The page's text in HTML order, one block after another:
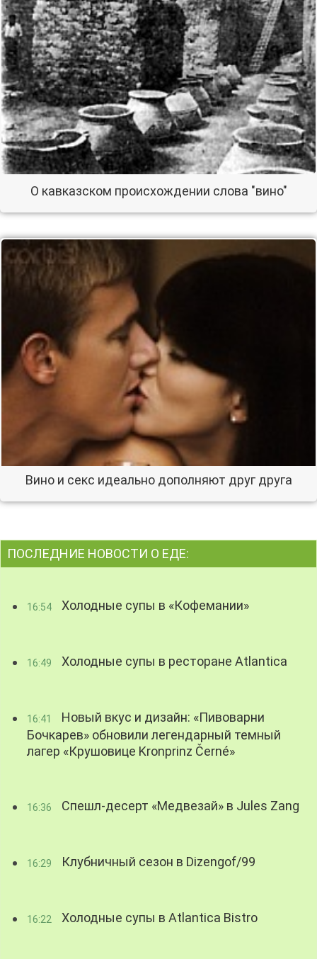
О кавказском происхождении слова "вино"
Вино и секс идеально дополняют друг друга
ПОСЛЕДНИЕ НОВОСТИ О ЕДЕ:
16:54 Холодные супы в «Кофемании»
16:49 Холодные супы в ресторане Atlantica
16:41
Новый вкус и дизайн: «Пивоварни
Бочкарев» обновили легендарный темный
лагер «Крушовице Kronprinz Černé»
16:36 Спешл-десерт «Медвезай» в Jules Zang
16:29 Клубничный сезон в Dizengof/99
16:22 Холодные супы в Atlantica Bistro